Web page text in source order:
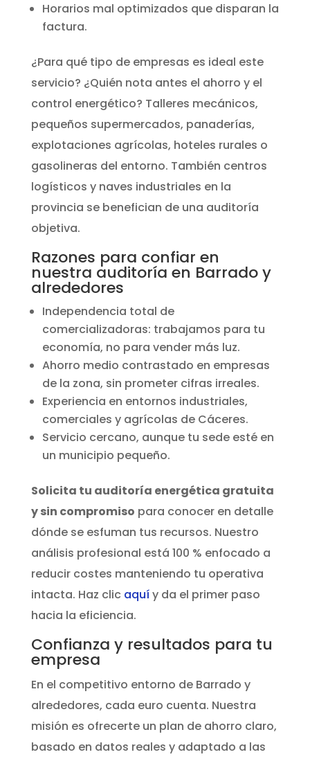
Horarios mal optimizados que disparan la
factura.
¿Para qué tipo de empresas es ideal este
servicio? ¿Quién nota antes el ahorro y el
control energético? Talleres mecánicos,
pequeños supermercados, panaderías,
explotaciones agrícolas, hoteles rurales o
gasolineras del entorno. También centros
logísticos y naves industriales en la
provincia se benefician de una auditoría
objetiva.
Razones para confiar en
nuestra auditoría en Barrado y
alrededores
Independencia total de
comercializadoras: trabajamos para tu
economía, no para vender más luz.
Ahorro medio contrastado en empresas
de la zona, sin prometer cifras irreales.
Experiencia en entornos industriales,
comerciales y agrícolas de Cáceres.
Servicio cercano, aunque tu sede esté en
un municipio pequeño.
Solicita tu auditoría energética gratuita
y sin compromiso para conocer en detalle
dónde se esfuman tus recursos. Nuestro
análisis profesional está 100 % enfocado a
reducir costes manteniendo tu operativa
intacta. Haz clic aquíy da el primer paso
hacia la eficiencia.
Confianza y resultados para tu
empresa
En el competitivo entorno de Barrado y
alrededores, cada euro cuenta. Nuestra
misión es ofrecerte un plan de ahorro claro,
basado en datos reales y adaptado a las